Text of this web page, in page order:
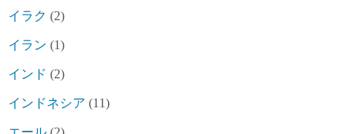
イラク (2)
イラン (1)
インド (2)
インドネシア (11)